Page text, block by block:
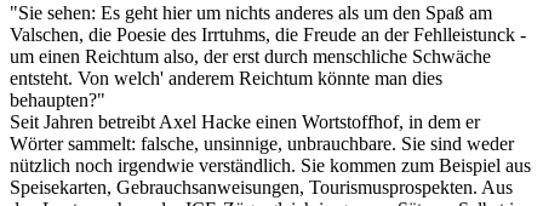
"Sie sehen: Es geht hier um nichts anderes als um den Spaß am
Valschen, die Poesie des Irrtuhms, die Freude an der Fehlleistunck -
um einen Reichtum also, der erst durch menschliche Schwäche
entsteht. Von welch' anderem Reichtum könnte man dies
behaupten?"
Seit Jahren betreibt Axel Hacke einen Wortstoffhof, in dem er
Wörter sammelt: falsche, unsinnige, unbrauchbare. Sie sind weder
nützlich noch irgendwie verständlich. Sie kommen zum Beispiel aus
Speisekarten, Gebrauchsanweisungen, Tourismusprospekten. Aus